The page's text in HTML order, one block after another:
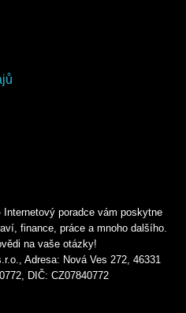
poradce vám poskytne
finance, práce a mnoho dalšího.
na vaše otázky!
Adresa: Nová Ves 272, 46331
DIČ: CZ07840772